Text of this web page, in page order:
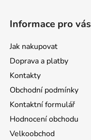
Informace pro vás
Jak nakupovat
Doprava a platby
Kontakty
Obchodní podmínky
Kontaktní formulář
Hodnocení obchodu
Velkoobchod